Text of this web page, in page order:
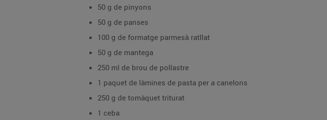
50 g de pinyons
50 g de panses
100 g de formatge parmesà ratllat
50 g de mantega
250 ml de brou de pollastre
1 paquet de làmines de pasta per a canelons
250 g de tomàquet triturat
1 ceba